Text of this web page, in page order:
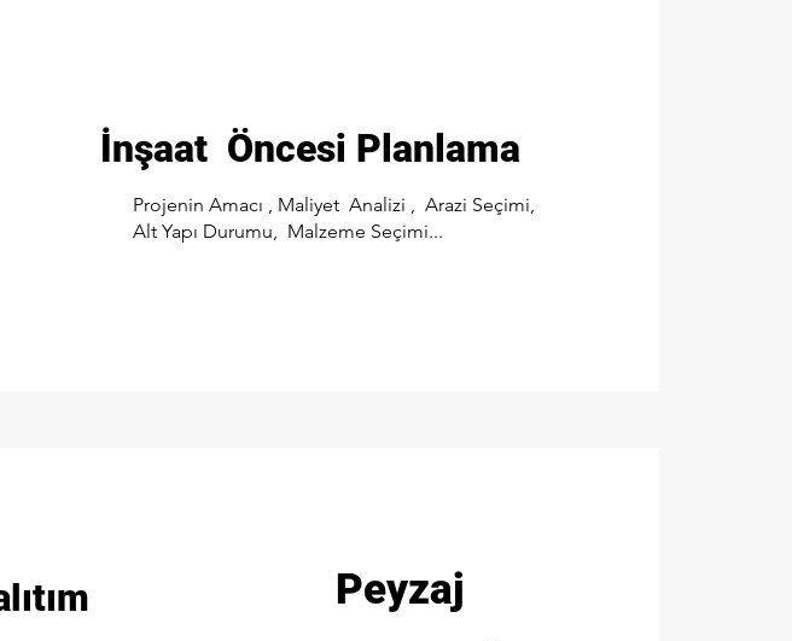
İnşaat Öncesi Planlama
Projenin Amacı , Maliyet Analizi , Arazi Seçimi,
Alt Yapı Durumu, Malzeme Seçimi...
Peyzaj